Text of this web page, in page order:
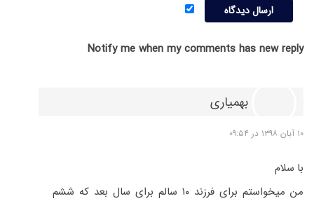
Notify me when my comments has new reply
بهمیاری
۱۰ آبان ۱۳۹۸ در ۰۹:۵۴
با سلام
من میخواستم برای فرزند ۱۰ سالم برای سال بعد که ششم